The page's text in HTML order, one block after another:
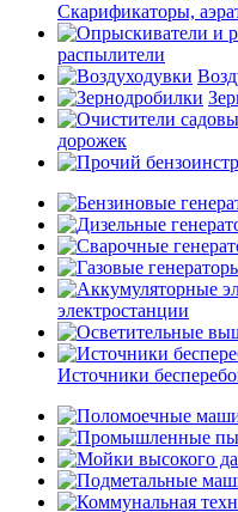
Скарификаторы,
распылители
дорожек
электростанции
Источники